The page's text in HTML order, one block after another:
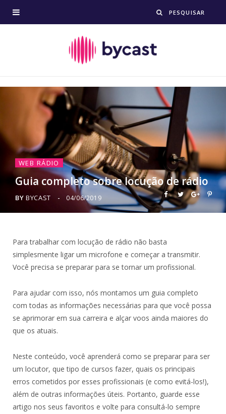
WEB RÁDIO
Guia completo sobre locução de rádio
BY BYCAST 04/06/2019
Para trabalhar com locução de rádio não basta
simplesmente ligar um microfone e começar a transmitir.
Você precisa se preparar para se tornar um profissional.
Para ajudar com isso, nós montamos um guia completo
com todas as informações necessárias para que você possa
se aprimorar em sua carreira e alçar voos ainda maiores do
que os atuais.
Neste conteúdo, você aprenderá como se preparar para ser
um locutor, que tipo de cursos fazer, quais os principais
erros cometidos por esses profissionais (e como evitá-los!),
além de outras informações úteis. Portanto, guarde esse
artigo nos seus favoritos e volte para consultá-lo sempre